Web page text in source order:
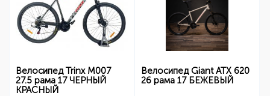
Велосипед Trinx M007
27.5 рама 17 ЧЕРНЫЙ
КРАСНЫЙ
Велосипед Giant ATX 620
26 рама 17 БЕЖЕВЫЙ